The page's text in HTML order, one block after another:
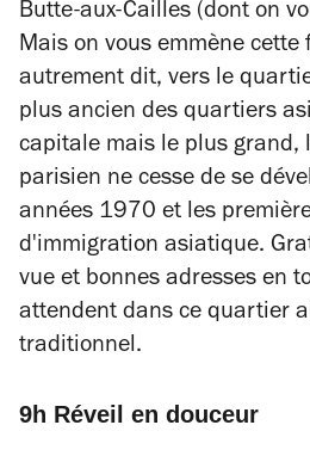
Butte-aux-Cailles (dont on
Mais on vous emmène cette
autrement dit, vers le
plus ancien des quartiers
capitale mais le plus grand,
parisien ne cesse de se
années 1970 et les
d'immigration asiatique.
vue et bonnes adresses en
attendent dans ce quartier
traditionnel.
9h Réveil en douceur